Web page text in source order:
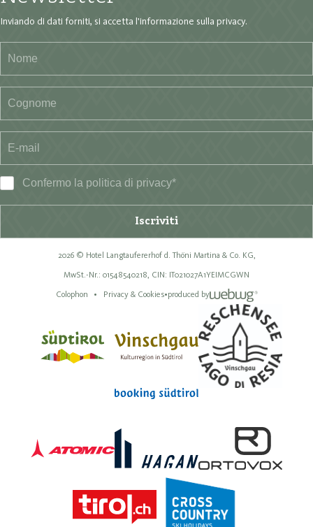
Inviando di dati forniti, si accetta l'informazione sulla privacy.
Confermo la politica di privacy*
Iscriviti
2026 © Hotel Langtaufererhof d. Thöni Martina & Co. KG,
MwSt.-Nr.: 01548540218, CIN: IT021027A1YEIMCGWN
Colophon
Privacy & Cookies•produced by